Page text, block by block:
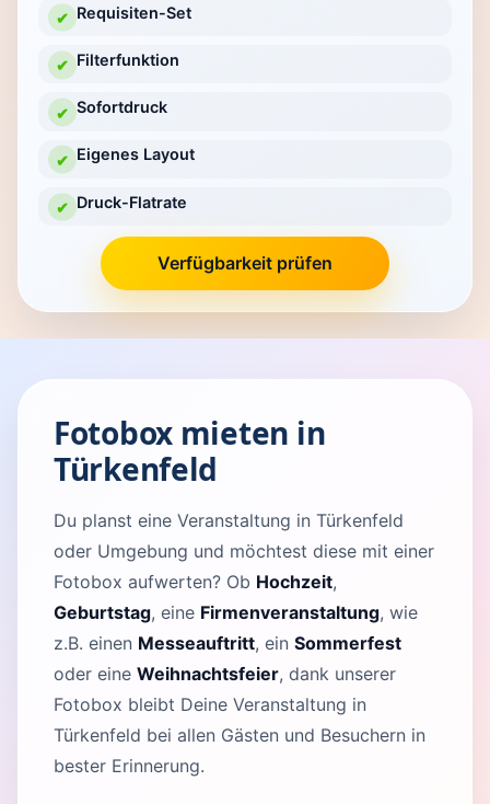
✔ Requisiten-Set
✔ Filterfunktion
✔ Sofortdruck
✔ Eigenes Layout
✔ Druck-Flatrate
Verfügbarkeit prüfen
Fotobox mieten in
Türkenfeld
Du planst eine Veranstaltung in Türkenfeld
oder Umgebung und möchtest diese mit einer
Fotobox aufwerten? Ob Hochzeit,
Geburtstag, eine Firmenveranstaltung, wie
z.B. einen Messeauftritt, ein Sommerfest
oder eine Weihnachtsfeier, dank unserer
Fotobox bleibt Deine Veranstaltung in
Türkenfeld bei allen Gästen und Besuchern in
bester Erinnerung.